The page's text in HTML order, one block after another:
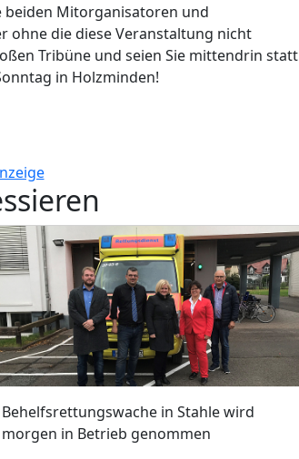
beiden Mitorganisatoren und
ohne die diese Veranstaltung nicht
Tribüne und seien Sie mittendrin statt
in Holzminden!
Behelfsrettungswache in Stahle wird
morgen in Betrieb genommen